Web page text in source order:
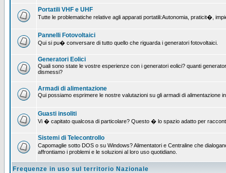
Portatili VHF e UHF
Tutte le problematiche relative agli apparati portatili:Autonomia, praticit�,
Pannelli Fotovoltaici
Qui si pu� conversare di tutto quello che riguarda i generatori fotovoltaici.
Generatori Eolici
Quali sono state le vostre esperienze con i generatori eolici? quanti
dismessi?
Armadi di alimentazione
Qui possiamo esprimere le nostre valutazioni su gli armadi di alimentazione
Guasti insoliti
Vi � capitato qualcosa di particolare? Questo � lo spazio adatto per
Sistemi di Telecontrollo
Capomaglie sotto DOS o su Windows? Alimentatori e Centraline che
affrontiamo i problemi e le soluzioni al loro uso quotidiano.
Frequenze in uso sul territorio Nazionale